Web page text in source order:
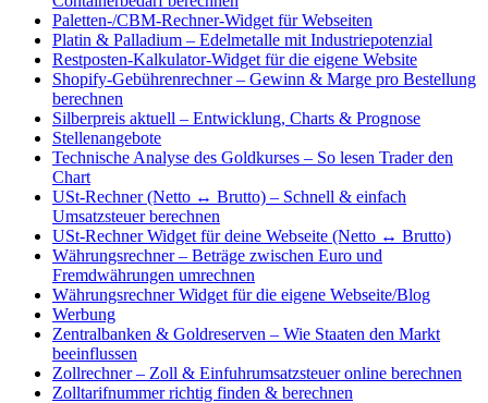
Paletten-/CBM-Rechner-Widget für Webseiten
Platin & Palladium – Edelmetalle mit Industriepotenzial
Restposten-Kalkulator-Widget für die eigene Website
Shopify-Gebührenrechner – Gewinn & Marge pro Bestellung
berechnen
Silberpreis aktuell – Entwicklung, Charts & Prognose
Stellenangebote
Technische Analyse des Goldkurses – So lesen Trader den
Chart
USt-Rechner (Netto ↔ Brutto) – Schnell & einfach
Umsatzsteuer berechnen
USt-Rechner Widget für deine Webseite (Netto ↔ Brutto)
Währungsrechner – Beträge zwischen Euro und
Fremdwährungen umrechnen
Währungsrechner Widget für die eigene Webseite/Blog
Werbung
Zentralbanken & Goldreserven – Wie Staaten den Markt
beeinflussen
Zollrechner – Zoll & Einfuhrumsatzsteuer online berechnen
Zolltarifnummer richtig finden & berechnen